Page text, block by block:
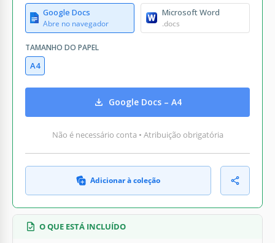
Google Docs
Abre no navegador
Microsoft Word
.docs
TAMANHO DO PAPEL
A4
Google Docs – A4
Não é necessário conta • Atribuição obrigatória
Adicionar à coleção
O QUE ESTÁ INCLUÍDO